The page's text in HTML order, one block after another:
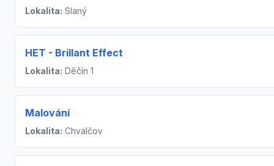
Lokalita: Slaný
HET - Brillant Effect
Lokalita: Děčín 1
Malování
Lokalita: Chvalčov